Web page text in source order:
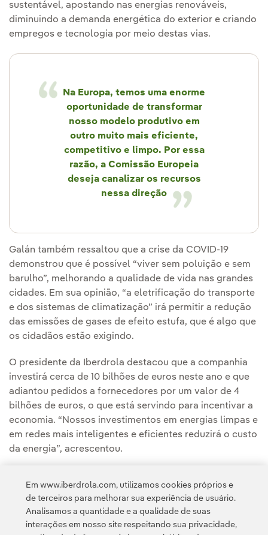
sustentável, apostando nas energias renováveis,
diminuindo a demanda energética do exterior e criando
empregos e tecnologia por meio destas vias.
Na Europa, temos uma enorme
oportunidade de transformar
nosso modelo produtivo em
outro muito mais eficiente,
competitivo e limpo. Por essa
razão, a Comissão Europeia
deseja canalizar os recursos
nessa direção
Galán também ressaltou que a crise da COVID-19
demonstrou que é possível “viver sem poluição e sem
barulho”, melhorando a qualidade de vida nas grandes
cidades. Em sua opinião, “a eletrificação do transporte
e dos sistemas de climatização” irá permitir a redução
das emissões de gases de efeito estufa, que é algo que
os cidadãos estão exigindo.
O presidente da Iberdrola destacou que a companhia
investirá cerca de 10 bilhões de euros neste ano e que
adiantou pedidos a fornecedores por um valor de 4
bilhões de euros, o que está servindo para incentivar a
economia. “Nossos investimentos em energias limpas e
em redes mais inteligentes e eficientes reduzirá o custo
da energia”, acrescentou.
Em www.iberdrola.com, utilizamos cookies próprios e
de terceiros para melhorar sua experiência de usuário.
Analisamos a quantidade e a qualidade de suas
interações em nosso site respeitando sua privacidade,